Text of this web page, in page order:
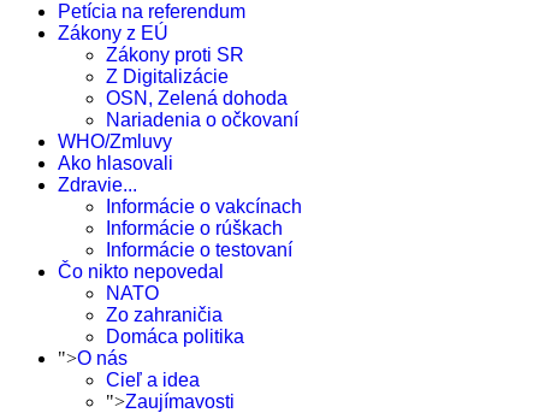
Petícia na referendum
Zákony z EÚ
Zákony proti SR
Z Digitalizácie
OSN, Zelená dohoda
Nariadenia o očkovaní
WHO/Zmluvy
Ako hlasovali
Zdravie...
Informácie o vakcínach
Informácie o rúškach
Informácie o testovaní
Čo nikto nepovedal
NATO
Zo zahraničia
Domáca politika
">O nás
Cieľ a idea
">Zaujímavosti